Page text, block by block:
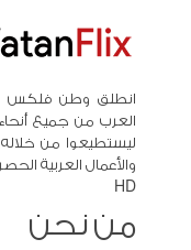
انطلق وطن فلكس
العرب من جميع
ليستطيعوا من
HD
من نحن